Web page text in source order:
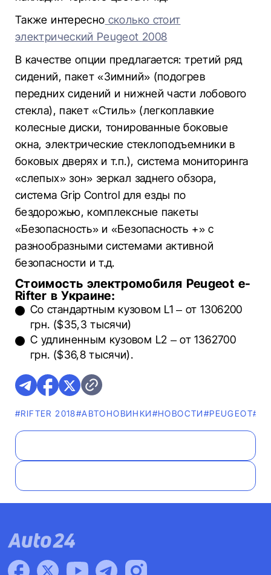
Также интересно сколько стоит
электрический Peugeot 2008
В качестве опции предлагается: третий ряд
сидений, пакет «Зимний» (подогрев
передних сидений и нижней части лобового
стекла), пакет «Стиль» (легкоплавкие
колесные диски, тонированные боковые
окна, электрические стеклоподъемники в
боковых дверях и т.п.), система мониторинга
«слепых» зон» зеркал заднего обзора,
система Grip Control для езды по
бездорожью, комплексные пакеты
«Безопасность» и «Безопасность +» с
разнообразными системами активной
безопасности и т.д.
Стоимость электромобиля Peugeot e-
Rifter в Украине:
Со стандартным кузовом L1 – от 1306200
грн. ($35,3 тысячи)
С удлиненным кузовом L2 – от 1362700
грн. ($36,8 тысячи).
#RIFTER 2018#AВТОНОВИНКИ#НОВОСТИ#PEUGEOT